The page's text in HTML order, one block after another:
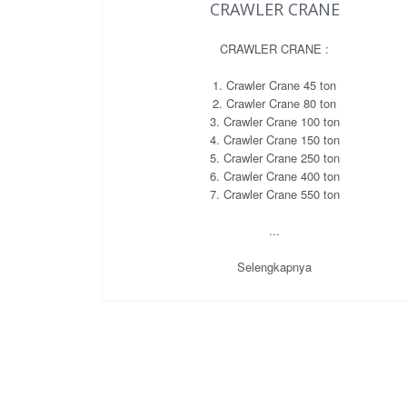
CRAWLER CRANE
CRAWLER CRANE :
1. Crawler Crane 45 ton
2. Crawler Crane 80 ton
3. Crawler Crane 100 ton
4. Crawler Crane 150 ton
5. Crawler Crane 250 ton
6. Crawler Crane 400 ton
7. Crawler Crane 550 ton
...
Selengkapnya